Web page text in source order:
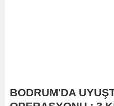
BODRUM'DA